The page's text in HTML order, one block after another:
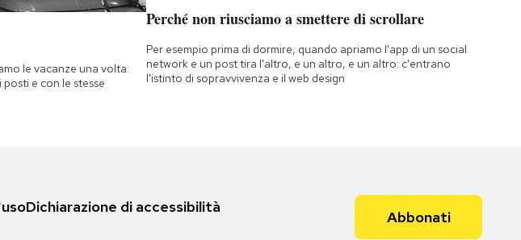
le vacanze una volta:
e con le stesse
Perché non riusciamo a smettere di scrollare
Per esempio prima di dormire, quando apriamo l'app di un social
network e un post tira l'altro, e un altro, e un altro: c'entrano
l'istinto di sopravvivenza e il web design
Dichiarazione di accessibilità
Abbonati